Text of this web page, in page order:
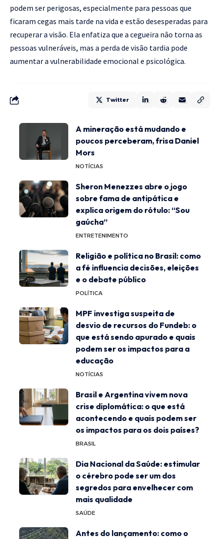
podem ser perigosas, especialmente para pessoas que
ficaram cegas mais tarde na vida e estão desesperadas para
recuperar a visão. Ela enfatiza que a cegueira não torna as
pessoas vulneráveis, mas a perda de visão tardia pode
aumentar a vulnerabilidade emocional e psicológica.
Twitter
A mineração está mudando e
poucos perceberam, frisa Daniel
Mors
NOTÍCIAS
Sheron Menezzes abre o jogo
sobre fama de antipática e
explica origem do rótulo: “Sou
gaúcha”
ENTRETENIMENTO
Religião e política no Brasil: como
a fé influencia decisões, eleições
e o debate público
POLÍTICA
MPF investiga suspeita de
desvio de recursos do Fundeb: o
que está sendo apurado e quais
podem ser os impactos para a
educação
NOTÍCIAS
Brasil e Argentina vivem nova
crise diplomática: o que está
acontecendo e quais podem ser
os impactos para os dois países?
BRASIL
Dia Nacional da Saúde: estimular
o cérebro pode ser um dos
segredos para envelhecer com
mais qualidade
SAÚDE
Antes do lançamento: como o